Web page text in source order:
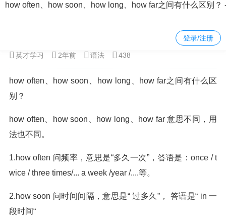
how often、how soon、how long、how far之间有什么区别？
登录/注册
> 正文内容
英才学习 2年前 语法 438
how often、how soon、how long、how far之间有什么区
别？
how often、how soon、how long、how far 意思不同，用
法也不同。
1.how often 问频率，意思是“多久一次”，答语是：once / t
wice / three times/... a week /year /....等。
2.how soon 问时间间隔，意思是“ 过多久”， 答语是“ in 一
段时间“